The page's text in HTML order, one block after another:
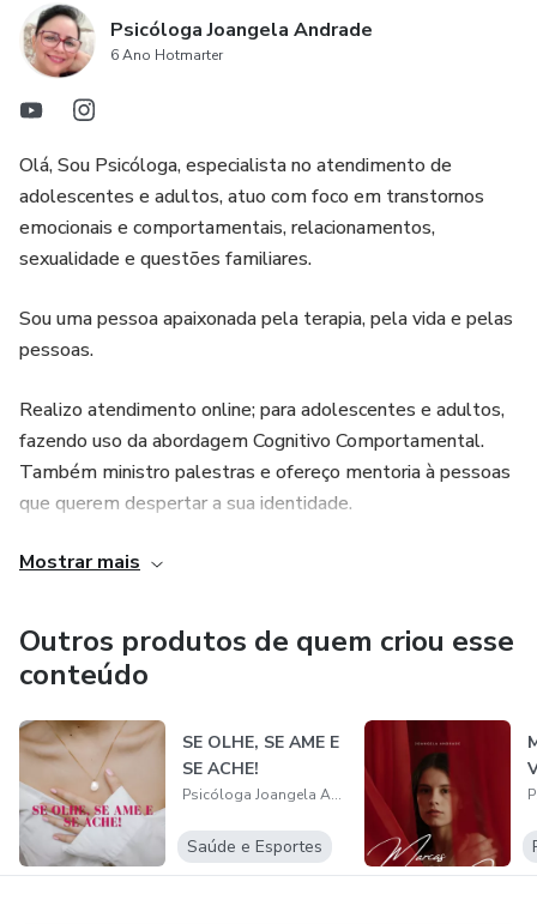
Psicóloga Joangela Andrade
6 Ano Hotmarter
Olá, Sou Psicóloga, especialista no atendimento de
adolescentes e adultos, atuo com foco em transtornos
emocionais e comportamentais, relacionamentos,
sexualidade e questões familiares.
Sou uma pessoa apaixonada pela terapia, pela vida e pelas
pessoas.
Realizo atendimento online; para adolescentes e adultos,
fazendo uso da abordagem Cognitivo Comportamental.
Também ministro palestras e ofereço mentoria à pessoas
que querem despertar a sua identidade.
Meu objetivo aqui, é oferecer informações de qualidade de
reflexão e a ação; contribuindo assim para o
autoconhecimento e desenvolvimento pessoal e
profissional.
Atuo auxiliando pessoas à enfrentarem e superarem seus
problemas, bem como a desenvolverem suas
potencialidades para uma melhor qualidade de vida e bem-
estar... Sou apaixonada pelo comportamento humano, pois
é fascinante acompanhar a evolução e o desenvolvimento
Mostrar mais
Outros produtos de quem criou esse
conteúdo
SE OLHE, SE AME E
SE ACHE!
Psicóloga Joangela Andrade
Saúde e Esportes